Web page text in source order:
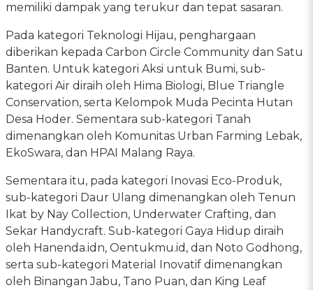
memiliki dampak yang terukur dan tepat sasaran.
Pada kategori Teknologi Hijau, penghargaan
diberikan kepada Carbon Circle Community dan Satu
Banten. Untuk kategori Aksi untuk Bumi, sub-
kategori Air diraih oleh Hima Biologi, Blue Triangle
Conservation, serta Kelompok Muda Pecinta Hutan
Desa Hoder. Sementara sub-kategori Tanah
dimenangkan oleh Komunitas Urban Farming Lebak,
EkoSwara, dan HPAI Malang Raya.
Sementara itu, pada kategori Inovasi Eco-Produk,
sub-kategori Daur Ulang dimenangkan oleh Tenun
Ikat by Nay Collection, Underwater Crafting, dan
Sekar Handycraft. Sub-kategori Gaya Hidup diraih
oleh Hanenda.idn, Oentukmu.id, dan Noto Godhong,
serta sub-kategori Material Inovatif dimenangkan
oleh Binangan Jabu, Tano Puan, dan King Leaf